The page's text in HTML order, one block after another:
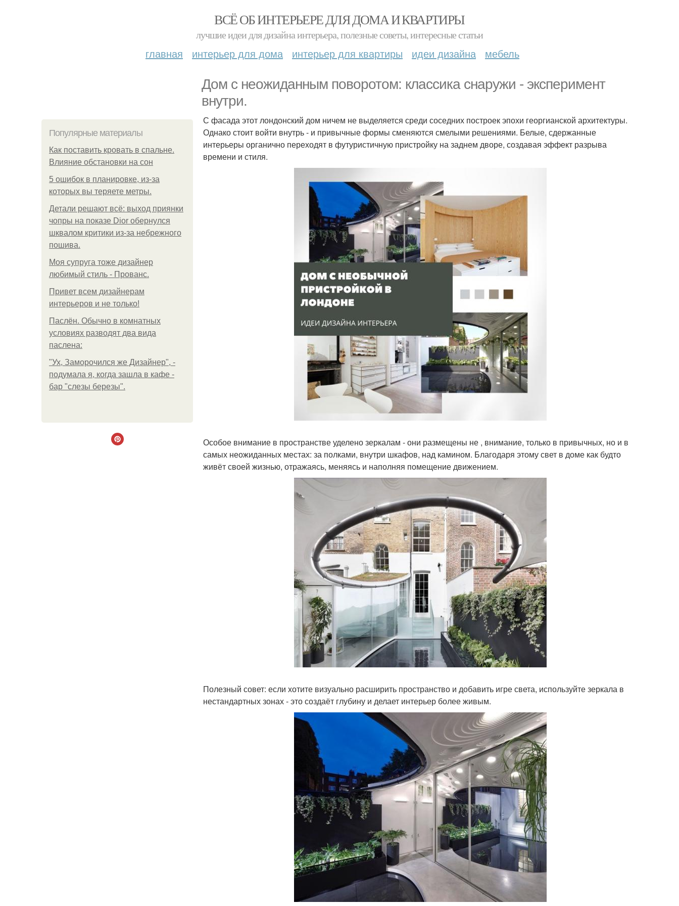
ВСЁ ОБ ИНТЕРЬЕРЕ ДЛЯ ДОМА И КВАРТИРЫ
лучшие идеи для дизайна интерьера, полезные советы, интересные статьи
главная интерьер для дома интерьер для квартиры идеи дизайна мебель
Дом с неожиданным поворотом: классика снаружи - эксперимент
внутри.
Популярные материалы
Как поставить кровать в спальне.
Влияние обстановки на сон
5 ошибок в планировке, из-за
которых вы теряете метры.
Детали решают всё: выход приянки
чопры на показе Dior обернулся
шквалом критики из-за небрежного
пошива.
Моя супруга тоже дизайнер
любимый стиль - Прованс.
Привет всем дизайнерам
интерьеров и не только!
Паслён. Обычно в комнатных
условиях разводят два вида
паслена:
"Ух, Заморочился же Дизайнер", -
подумала я, когда зашла в кафе -
бар "слезы березы".
С фасада этот лондонский дом ничем не выделяется среди соседних построек эпохи георгианской архитектуры.
Однако стоит войти внутрь - и привычные формы сменяются смелыми решениями. Белые, сдержанные
интерьеры органично переходят в футуристичную пристройку на заднем дворе, создавая эффект разрыва
времени и стиля.
Особое внимание в пространстве уделено зеркалам - они размещены не , внимание, только в привычных, но и в
самых неожиданных местах: за полками, внутри шкафов, над камином. Благодаря этому свет в доме как будто
живёт своей жизнью, отражаясь, меняясь и наполняя помещение движением.
Полезный совет: если хотите визуально расширить пространство и добавить игре света, используйте зеркала в
нестандартных зонах - это создаёт глубину и делает интерьер более живым.